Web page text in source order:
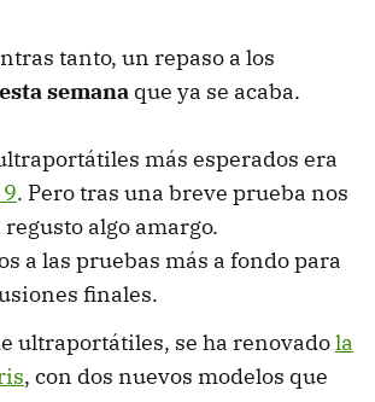
tanto, un repaso a los
semana que ya se acaba.
más esperados era
. Pero tras una breve prueba nos
algo amargo.
a las pruebas más a fondo para
finales.
ultraportátiles, se ha renovadola
, con dos nuevos modelos que